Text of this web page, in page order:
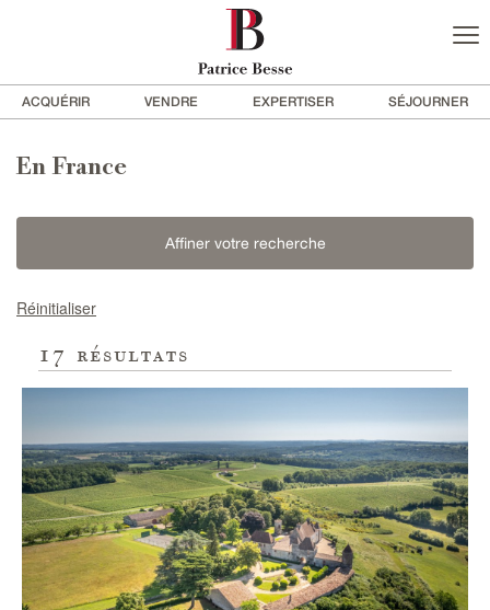
ACQUÉRIR VENDRE EXPERTISER SÉJOURNER
En France
Affiner votre recherche
Réinitialiser
17 résultats